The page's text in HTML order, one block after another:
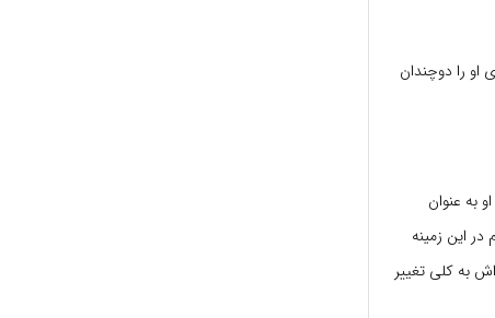
او را دوچندان
به عنوان
این زمینه
به کلی تغییر